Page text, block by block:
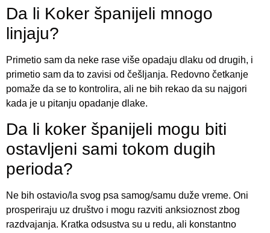
Da li Koker španijeli mnogo
linjaju?
Primetio sam da neke rase više opadaju dlaku od drugih, i
primetio sam da to zavisi od češljanja. Redovno četkanje
pomaže da se to kontrolira, ali ne bih rekao da su najgori
kada je u pitanju opadanje dlake.
Da li koker španijeli mogu biti
ostavljeni sami tokom dugih
perioda?
Ne bih ostavio/la svog psa samog/samu duže vreme. Oni
prosperiraju uz društvo i mogu razviti anksioznost zbog
razdvajanja. Kratka odsustva su u redu, ali konstantno